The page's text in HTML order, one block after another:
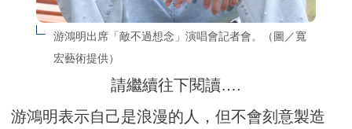
游鴻明出席「敵不過想念」演唱會記者會。（圖／寬
宏藝術提供）
請繼續往下閱讀….
游鴻明表示自己是浪漫的人，但不會刻意製造